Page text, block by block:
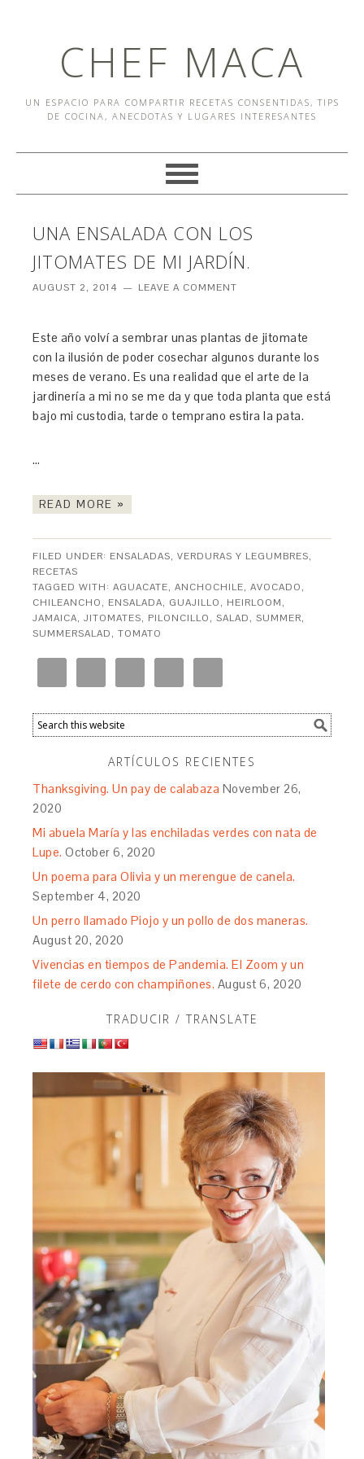
CHEF MACA
UN ESPACIO PARA COMPARTIR RECETAS CONSENTIDAS, TIPS
DE COCINA, ANECDOTAS Y LUGARES INTERESANTES
UNA ENSALADA CON LOS
JITOMATES DE MI JARDÍN.
AUGUST 2, 2014 LEAVE A COMMENT
Este año volví a sembrar unas plantas de jitomate
con la ilusión de poder cosechar algunos durante los
meses de verano. Es una realidad que el arte de la
jardinería a mi no se me da y que toda planta que está
bajo mi custodia, tarde o temprano estira la pata.
…
READ MORE »
FILED UNDER: ENSALADAS, VERDURAS Y LEGUMBRES,
RECETAS
TAGGED WITH:AGUACATE,ANCHOCHILE,AVOCADO,
CHILEANCHO, ENSALADA, GUAJILLO, HEIRLOOM,
JAMAICA,JITOMATES, PILONCILLO,SALAD,SUMMER,
SUMMERSALAD,TOMATO
ARTÍCULOS RECIENTES
Thanksgiving. Un pay de calabaza November 26,
2020
Mi abuela María y las enchiladas verdes con nata de
Lupe. October 6, 2020
Un poema para Olivia y un merengue de canela.
September 4, 2020
Un perro llamado Piojo y un pollo de dos maneras.
August 20, 2020
Vivencias en tiempos de Pandemia. El Zoom y un
filete de cerdo con champiñones. August 6, 2020
TRADUCIR / TRANSLATE